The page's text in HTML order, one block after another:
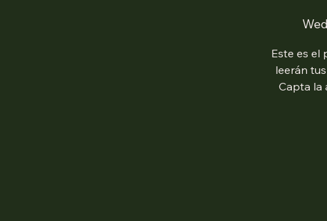
Este es el
leerán
Capta la